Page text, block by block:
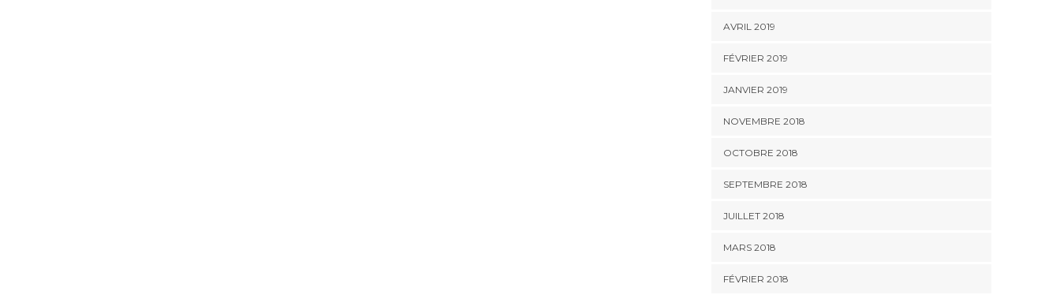
AVRIL 2019
FÉVRIER 2019
JANVIER 2019
NOVEMBRE 2018
OCTOBRE 2018
SEPTEMBRE 2018
JUILLET 2018
MARS 2018
FÉVRIER 2018